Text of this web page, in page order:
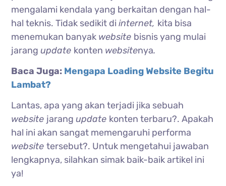
mengalami kendala yang berkaitan dengan hal-
hal teknis. Tidak sedikit diinternet, kita bisa
menemukan banyak website bisnis yang mulai
jarangupdate konten websitenya.
Baca Juga: Mengapa Loading Website Begitu
Lambat?
Lantas, apa yang akan terjadi jika sebuah
website jarangupdate konten terbaru?.Apakah
hal ini akan sangat memengaruhi performa
websitetersebut?. Untuk mengetahui jawaban
lengkapnya, silahkan simak baik-baik artikel ini
ya!